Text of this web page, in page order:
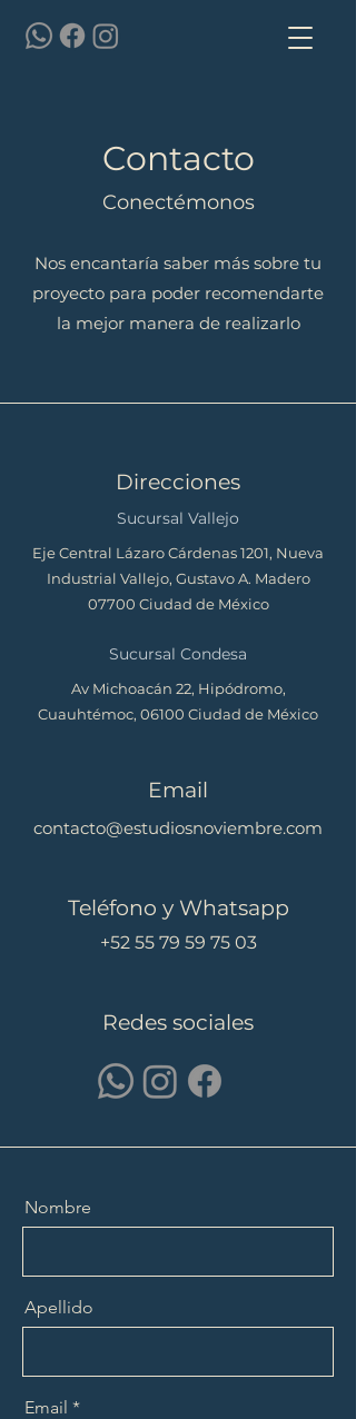
Contacto
Conectémonos
Nos encantaría saber más sobre tu
proyecto para poder recomendarte
la mejor manera de realizarlo
Direcciones
Sucursal Vallejo
Eje Central Lázaro Cárdenas 1201, Nueva
Industrial Vallejo, Gustavo A. Madero
07700 Ciudad de México
Sucursal Condesa
Av Michoacán 22, Hipódromo,
Cuauhtémoc, 06100 Ciudad de México
Email
contacto@estudiosnoviembre.com
Teléfono y Whatsapp
+52 55 79 59 75 03
Redes sociales
Nombre
Apellido
Email